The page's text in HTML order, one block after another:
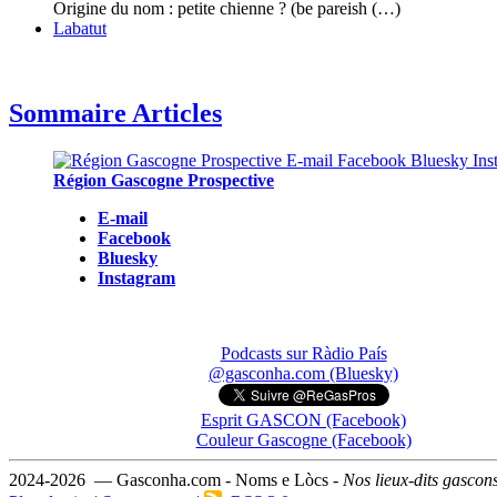
Origine du nom : petite chienne ? (be pareish (…)
Labatut
Sommaire Articles
Région Gascogne Prospective
E-mail
Facebook
Bluesky
Instagram
Podcasts sur Ràdio País
@gasconha.com (Bluesky)
Esprit GASCON (Facebook)
Couleur Gascogne (Facebook)
2024-2026 — Gasconha.com - Noms e Lòcs - Nos lieux-dits